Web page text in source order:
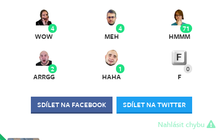
4
WOW
4
MEH
71
HMMM
2
ARRGG
1
HAHA
0
F
SDÍLET NA FACEBOOK SDÍLET NA TWITTER
Nahlásit chybu